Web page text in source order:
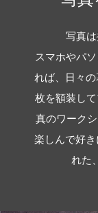
写真
スマホやパ
れば、日々の
枚を額装し
真のワーク
楽しんで好き
れた